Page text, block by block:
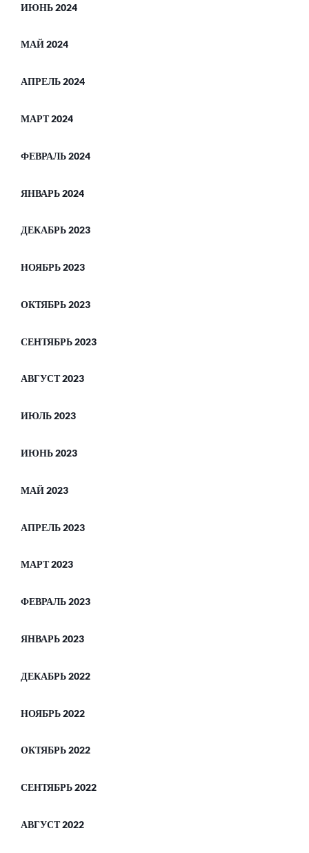
ИЮНЬ 2024
МАЙ 2024
АПРЕЛЬ 2024
МАРТ 2024
ФЕВРАЛЬ 2024
ЯНВАРЬ 2024
ДЕКАБРЬ 2023
НОЯБРЬ 2023
ОКТЯБРЬ 2023
СЕНТЯБРЬ 2023
АВГУСТ 2023
ИЮЛЬ 2023
ИЮНЬ 2023
МАЙ 2023
АПРЕЛЬ 2023
МАРТ 2023
ФЕВРАЛЬ 2023
ЯНВАРЬ 2023
ДЕКАБРЬ 2022
НОЯБРЬ 2022
ОКТЯБРЬ 2022
СЕНТЯБРЬ 2022
АВГУСТ 2022